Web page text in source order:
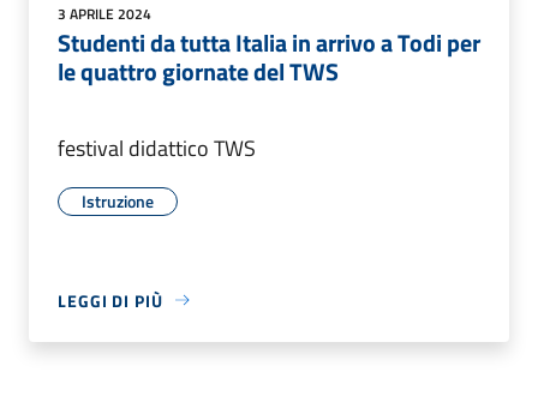
3 APRILE 2024
Studenti da tutta Italia in arrivo a Todi per
le quattro giornate del TWS
festival didattico TWS
Istruzione
LEGGI DI PIÙ